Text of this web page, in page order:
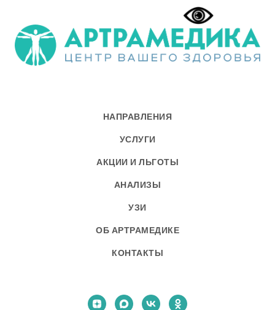
НАПРАВЛЕНИЯ
УСЛУГИ
АКЦИИ И ЛЬГОТЫ
АНАЛИЗЫ
УЗИ
ОБ АРТРАМЕДИКЕ
КОНТАКТЫ